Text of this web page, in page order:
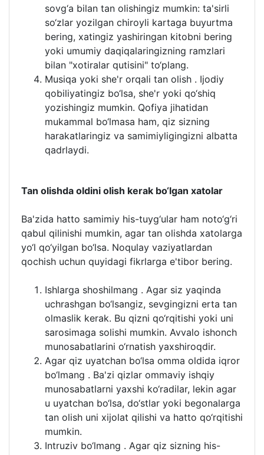
sovg‘a bilan tan olishingiz mumkin: ta'sirli
so‘zlar yozilgan chiroyli kartaga buyurtma
bering, xatingiz yashiringan kitobni bering
yoki umumiy daqiqalaringizning ramzlari
bilan "xotiralar qutisini" to‘plang.
Musiqa yoki she'r orqali tan olish . Ijodiy
qobiliyatingiz bo‘lsa, she'r yoki qo‘shiq
yozishingiz mumkin. Qofiya jihatidan
mukammal bo‘lmasa ham, qiz sizning
harakatlaringiz va samimiyligingizni albatta
qadrlaydi.
Tan olishda oldini olish kerak bo‘lgan xatolar
Ba'zida hatto samimiy his-tuyg‘ular ham noto‘g‘ri
qabul qilinishi mumkin, agar tan olishda xatolarga
yo‘l qo‘yilgan bo‘lsa. Noqulay vaziyatlardan
qochish uchun quyidagi fikrlarga e'tibor bering.
Ishlarga shoshilmang . Agar siz yaqinda
uchrashgan bo‘lsangiz, sevgingizni erta tan
olmaslik kerak. Bu qizni qo‘rqitishi yoki uni
sarosimaga solishi mumkin. Avvalo ishonch
munosabatlarini o‘rnatish yaxshiroqdir.
Agar qiz uyatchan bo‘lsa omma oldida iqror
bo‘lmang . Ba'zi qizlar ommaviy ishqiy
munosabatlarni yaxshi ko‘radilar, lekin agar
u uyatchan bo‘lsa, do‘stlar yoki begonalarga
tan olish uni xijolat qilishi va hatto qo‘rqitishi
mumkin.
Intruziv bo‘lmang . Agar qiz sizning his-